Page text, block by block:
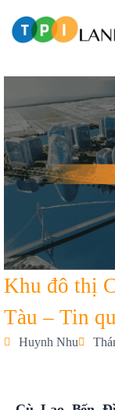
Khu đô thị
Tàu – Tin
Huynh Nhu